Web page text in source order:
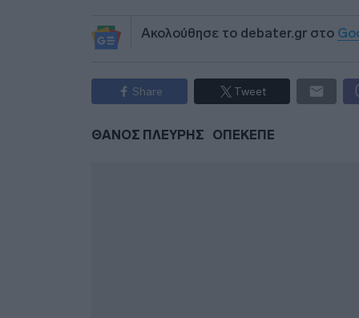
Ακολούθησε το debater.gr στο
Share Tweet
ΘΑΝΟΣ ΠΛΕΥΡΗΣ ΟΠΕΚΕΠΕ